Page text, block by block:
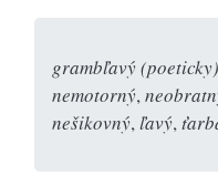
grambľavý (poeticky)
nemotorný,
nešikovný, ľavý,